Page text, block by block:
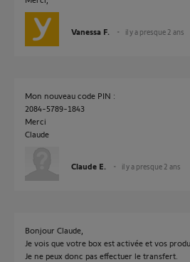
Vanessa F. il y a presque 2 ans
Mon nouveau code PIN :
2084-5789-1843
Merci
Claude
Claude E. il y a presque 2 ans
Bonjour Claude,
Je vois que votre box est activée et vos
Je ne peux donc pas effectuer le transfert.